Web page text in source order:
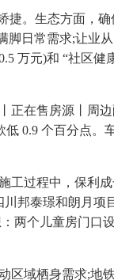
生态方面，
日常需求;让
万元)和 “社区
在售房源丨周
0.9 个百分点
过程中，保利
邦泰璟和朗月
个儿童房门口
栖身需求;地